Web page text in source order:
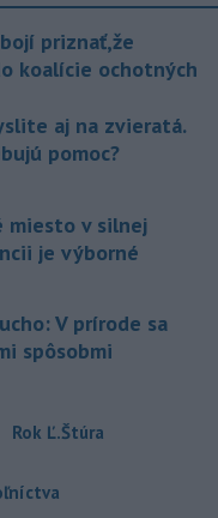
bojí priznať,že
koalície ochotných
aj na zvieratá.
pomoc?
miesto v silnej
je výborné
V prírode sa
spôsobmi
Rok Ľ.Štúra